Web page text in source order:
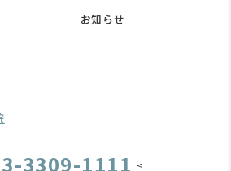
お知らせ
3309-1111 <